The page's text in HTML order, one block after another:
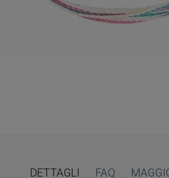
DETTAGLI FAQ